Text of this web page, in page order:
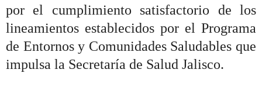
por el cumplimiento satisfactorio de los
lineamientos establecidos por el Programa
de Entornos y Comunidades Saludables que
impulsa la Secretaría de Salud Jalisco.